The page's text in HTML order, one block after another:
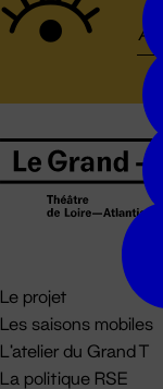
Le projet
Les saisons mobiles
L'atelier du Grand T
La politique RSE